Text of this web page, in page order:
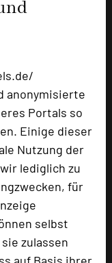
anonymisierte
Portals so
Einige dieser
Nutzung der
lediglich zu
für
selbst
zulassen